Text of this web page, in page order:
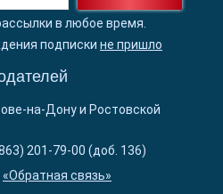
в любое время.
подписки не пришло
на-Дону и Ростовской
201-79-00 (доб. 136)
«Обратная связь»